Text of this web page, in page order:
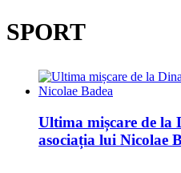
SPORT
Ultima mișcare de la
asociația lui Nicolae